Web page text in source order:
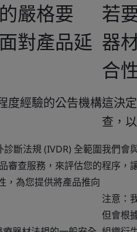
嚴格要
對產品延
度經驗的公告機構
斷法規 (IVDR) 全範圍
審查服務，來評估您的
，為您提供將產品推向
若
器
合
這決
查，
我們會
程序，
注意：
但會根